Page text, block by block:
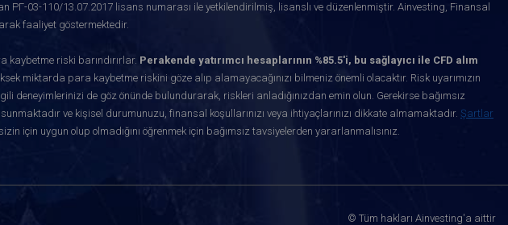
РГ-03-110/13.07.2017 lisans numarası ile yetkilendirilmiş, lisanslı ve düzenlenmiştir. Ainvesting, Finansal
faaliyet göstermektedir.
kaybetme riski barındırırlar. Perakende yatırımcı hesaplarının %85.5'i, bu sağlayıcı ile CFD alım
miktarda para kaybetme riskini göze alıp alamayacağınızı bilmeniz önemli olacaktır. Risk uyarımızın
deneyimlerinizi de göz önünde bulundurarak, riskleri anladığınızdan emin olun. Gerekirse bağımsız
ve kişisel durumunuzu, finansal koşullarınızı veya ihtiyaçlarınızı dikkate almamaktadır. Şartlar
için uygun olup olmadığını öğrenmek için bağımsız tavsiyelerden yararlanmalısınız.
© Tüm hakları Ainvesting'a aittir